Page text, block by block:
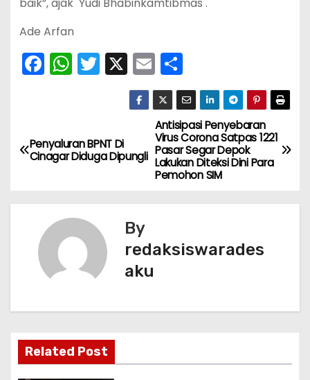
baik”, ajak Yudi Bhabinkamtibmas .
Ade Arfan
F
a
b
o
k
W
h
A
p
T
w
X E
m
ai
l
S
h
ar
e
N
a
s
i
p
Antisipasi Penyebaran
Virus Corona Satpas 1221
Pasar Segar Depok
Lakukan Diteksi Dini Para
Pemohon SIM
Penyaluran BPNT Di
Cinagar Diduga Dipungli
By
redaksiswarades
aku
Related Post